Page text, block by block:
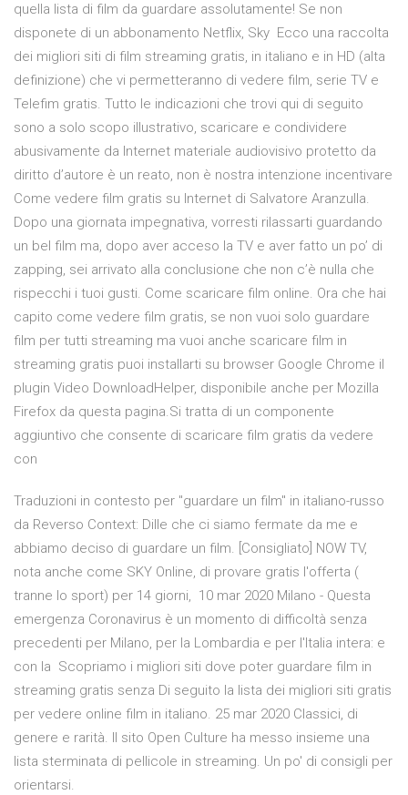
quella lista di film da guardare assolutamente! Se non
disponete di un abbonamento Netflix, Sky Ecco una raccolta
dei migliori siti di film streaming gratis, in italiano e in HD (alta
definizione) che vi permetteranno di vedere film, serie TV e
Telefim gratis. Tutto le indicazioni che trovi qui di seguito
sono a solo scopo illustrativo, scaricare e condividere
abusivamente da Internet materiale audiovisivo protetto da
diritto d’autore è un reato, non è nostra intenzione incentivare
Come vedere film gratis su Internet di Salvatore Aranzulla.
Dopo una giornata impegnativa, vorresti rilassarti guardando
un bel film ma, dopo aver acceso la TV e aver fatto un po’ di
zapping, sei arrivato alla conclusione che non c’è nulla che
rispecchi i tuoi gusti. Come scaricare film online. Ora che hai
capito come vedere film gratis, se non vuoi solo guardare
film per tutti streaming ma vuoi anche scaricare film in
streaming gratis puoi installarti su browser Google Chrome il
plugin Video DownloadHelper, disponibile anche per Mozilla
Firefox da questa pagina.Si tratta di un componente
aggiuntivo che consente di scaricare film gratis da vedere
con
Traduzioni in contesto per "guardare un film" in italiano-russo
da Reverso Context: Dille che ci siamo fermate da me e
abbiamo deciso di guardare un film. [Consigliato] NOW TV,
nota anche come SKY Online, di provare gratis l'offerta (
tranne lo sport) per 14 giorni, 10 mar 2020 Milano - Questa
emergenza Coronavirus è un momento di difficoltà senza
precedenti per Milano, per la Lombardia e per l'Italia intera: e
con la Scopriamo i migliori siti dove poter guardare film in
streaming gratis senza Di seguito la lista dei migliori siti gratis
per vedere online film in italiano. 25 mar 2020 Classici, di
genere e rarità. Il sito Open Culture ha messo insieme una
lista sterminata di pellicole in streaming. Un po' di consigli per
orientarsi.